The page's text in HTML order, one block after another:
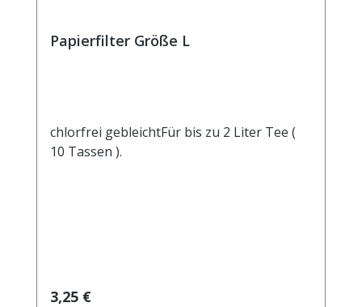
Papierfilter Größe L
chlorfrei gebleichtFür bis zu 2 Liter Tee (
10 Tassen ).
Regulärer Preis:
3,25 €